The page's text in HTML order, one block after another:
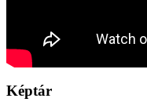
Képtár